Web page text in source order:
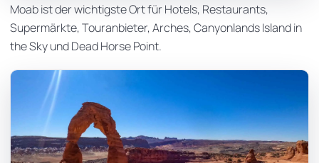
Moab ist der wichtigste Ort für Hotels, Restaurants,
Supermärkte, Touranbieter, Arches, Canyonlands Island in
the Sky und Dead Horse Point.